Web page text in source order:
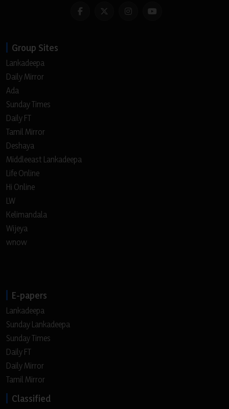
Group Sites
Lankadeepa
Daily Mirror
Ada
Sunday Times
Daily FT
Tamil Mirror
Deshaya
Middleeast Lankadeepa
Life Online
Hi Online
LW
Kelimandala
Wijeya
wnow
E-papers
Lankadeepa
Sunday Lankadeepa
Sunday Times
Daily FT
Daily Mirror
Tamil Mirror
Classified